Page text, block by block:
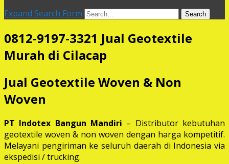
Expand Search Form
Search
0812-9197-3321 Jual Geotextile
Murah di Cilacap
Jual Geotextile Woven & Non
Woven
PT Indotex Bangun Mandiri – Distributor kebutuhan
geotextile woven & non woven dengan harga kompetitif.
Melayani pengiriman ke seluruh daerah di Indonesia via
ekspedisi / trucking.